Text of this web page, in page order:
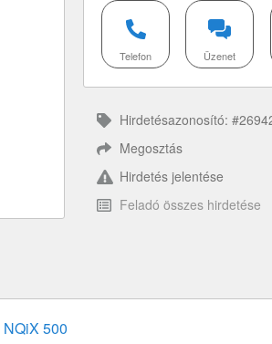
Telefon Üzenet
Hirdetésazonosító:
Megosztás
Hirdetés jelentése
Feladó összes hirdetése